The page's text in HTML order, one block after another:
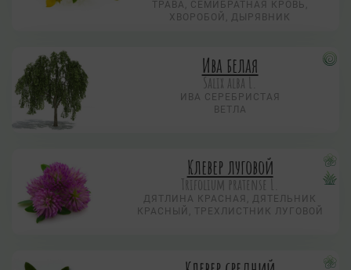
ТРАВА, СЕМИБРАТНАЯ КРОВЬ,
ХВОРОБОЙ, ДЫРЯВНИК
Ива белая
Salix alba L.
ИВА СЕРЕБРИСТАЯ
ВЕТЛА
Клевер луговой
Trifolium pratense L.
ДЯТЛИНА КРАСНАЯ, ДЯТЕЛЬНИК
КРАСНЫЙ, ТРЕХЛИСТНИК ЛУГОВОЙ